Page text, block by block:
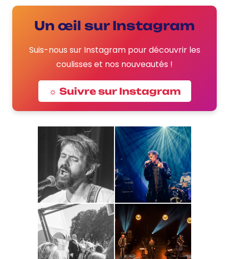
Un œil sur Instagram
Suis-nous sur Instagram pour découvrir les
coulisses et nos nouveautés !
☼ Suivre sur Instagram